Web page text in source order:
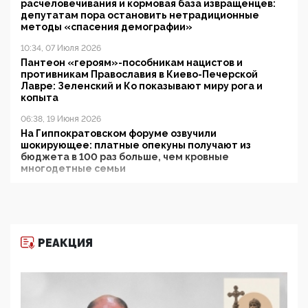
расчеловечивания и кормовая база извращенцев:
депутатам пора остановить нетрадиционные
методы «спасения демографии»
10:34, 07 Июля 2026
Пантеон «героям»-пособникам нацистов и
противникам Православия в Киево-Печерской
Лавре: Зеленский и Ко показывают миру рога и
копыта
06:38, 19 Июня 2026
На Гиппократовском форуме озвучили
шокирующее: платные опекуны получают из
бюджета в 100 раз больше, чем кровные
многодетные семьи
11:53, 09 Июня 2026
деятельность ИИТО ЮНЕСКО в России, но
цифроглобалисты продолжают определять
повестку в образовании
РЕАКЦИЯ